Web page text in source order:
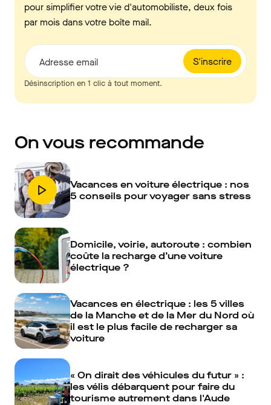
pour simplifier votre vie d'automobiliste, deux fois
par mois dans votre boîte mail.
S'inscrire
Adresse email
Désinscription en 1 clic à tout moment.
On vous recommande
Vacances en voiture électrique : nos
5 conseils pour voyager sans stress
Domicile, voirie, autoroute : combien
coûte la recharge d’une voiture
électrique ?
Vacances en électrique : les 5 villes
de la Manche et de la Mer du Nord où
il est le plus facile de recharger sa
voiture
« On dirait des véhicules du futur » :
les vélis débarquent pour faire du
tourisme autrement dans l'Aude